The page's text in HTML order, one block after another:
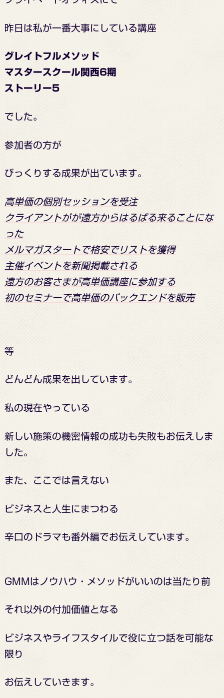
昨日は私が一番大事にしている講座
グレイトフルメソッド
マスタースクール関西6期
ストーリー5
でした。
参加者の方が
びっくりする成果が出ています。
高単価の個別セッションを受注
クライアントがが遠方からはるばる来ることにな
った
メルマガスタートで格安でリストを獲得
主催イベントを新聞掲載される
遠方のお客さまが高単価講座に参加する
初のセミナーで高単価のバックエンドを販売
等
どんどん成果を出しています。
私の現在やっている
新しい施策の機密情報の成功も失敗もお伝えしま
した。
また、ここでは言えない
ビジネスと人生にまつわる
辛口のドラマも番外編でお伝えしています。
GMMは ノウハウ・メソッドがいいのは当たり前
それ以外の付加価値となる
ビジネスやライフスタイルで役に立つ話を可能な
限り
お伝えしていきます。